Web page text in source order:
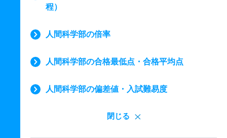
程）
人間科学部の倍率
人間科学部の合格最低点・合格平均点
人間科学部の偏差値・入試難易度
閉じる